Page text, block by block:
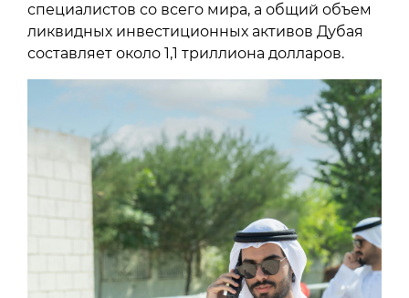
специалистов со всего мира, а общий объем
ликвидных инвестиционных активов Дубая
составляет около 1,1 триллиона долларов.